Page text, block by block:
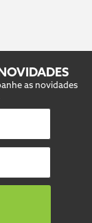
as novidades